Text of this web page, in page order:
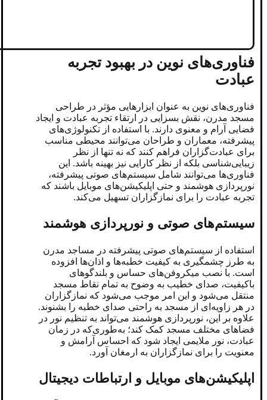
فناوری‌های نوین در بهبود تجربه
عبادت
فناوری‌های نوین به عنوان ابزارهایی مؤثر در طراحی
مسجد مدرن، نقش بسزایی در ارتقاء تجربه عبادت و ایجاد
فضایی آرام و معنوی دارند. با استفاده از تکنولوژی‌های
پیشرفته، معماران و طراحان می‌توانند محیطی مناسب
برای عبادت‌گزاران فراهم کنند که نه تنها از نظر
زیبایی‌شناسی بلکه از نظر کارایی نیز بهینه باشد. این
فناوری‌ها می‌توانند شامل سیستم‌های صوتی پیشرفته،
نورپردازی هوشمند و حتی اپلیکیشن‌های موبایل باشند که
تجربه عبادت را برای نمازگزاران تسهیل می‌کند.
سیستم‌های صوتی و نورپردازی هوشمند
استفاده از سیستم‌های صوتی پیشرفته در مساجد مدرن
به طرز چشمگیری به کیفیت خطبه‌ها و اذان‌ها افزوده
است. با نصب میکروفن‌های حساس و بلندگوهای
باکیفیت، صدای خطیب به وضوح به تمام نقاط مسجد
منتقل می‌شود و این امر موجب می‌شود که نمازگزاران
در هر زاویه‌ای از مسجد به راحتی صدای خطبه را بشنوند.
علاوه بر این، نورپردازی هوشمند می‌تواند به تنظیم نور در
فضاهای مختلف مسجد کمک کند؛ به‌طوری‌که در زمان
عبادت، نور ملایمی ایجاد شود که احساس آرامش و
معنویت را برای نمازگزاران به ارمغان آورد.
اپلیکیشن‌های موبایل و ارتباطات دیجیتال